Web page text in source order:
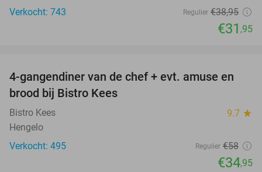
Verkocht: 743
Regulier €38,95
€31 ,95
40%
4-gangendiner van de chef + evt. amuse en
brood bij Bistro Kees
Bistro Kees 9.7 star
Hengelo
Verkocht: 495
Regulier €58
€34,95